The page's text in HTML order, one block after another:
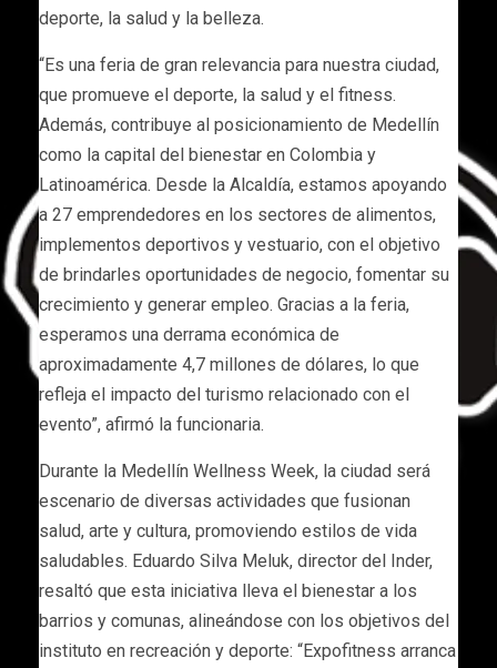
deporte, la salud y la belleza.
“Es una feria de gran relevancia para nuestra ciudad,
que promueve el deporte, la salud y el fitness.
Además, contribuye al posicionamiento de Medellín
como la capital del bienestar en Colombia y
Latinoamérica. Desde la Alcaldía, estamos apoyando
a 27 emprendedores en los sectores de alimentos,
implementos deportivos y vestuario, con el objetivo
de brindarles oportunidades de negocio, fomentar su
crecimiento y generar empleo. Gracias a la feria,
esperamos una derrama económica de
aproximadamente 4,7 millones de dólares, lo que
refleja el impacto del turismo relacionado con el
evento”, afirmó la funcionaria.
Durante la Medellín Wellness Week, la ciudad será
escenario de diversas actividades que fusionan
salud, arte y cultura, promoviendo estilos de vida
saludables. Eduardo Silva Meluk, director del Inder,
resaltó que esta iniciativa lleva el bienestar a los
barrios y comunas, alineándose con los objetivos del
instituto en recreación y deporte: “Expofitness arranca